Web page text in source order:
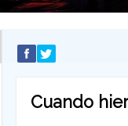
Cuando